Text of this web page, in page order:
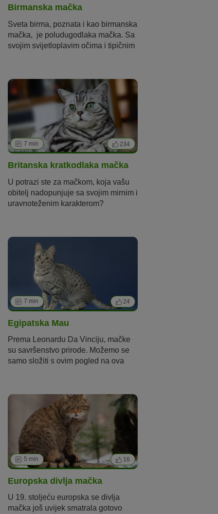
smeđa / boja čokolade / siva
uzorak tabby kornjačevina / trobojna / calico
Birmanska mačka
Sveta birma, poznata i kao birmanska
mačka, je poludugodlaka mačka. Sa
svojim svijetloplavim očima i tipičnim
mačke je pahuljastija, a posebnost
ove prekrasne pasmine mačaka su
bijele šape.
7 min 234
Britanska kratkodlaka mačka
U potrazi ste za mačkom, koja vašu
obitelj nadopunjuje sa svojim mirnim i
uravnoteženim karakterom?
nastavku saznajte više o ovoj
pasmini.
7 min 24
Egipatska Mau
Prema Leonardu Da Vinciju, mačke
su savršenstvo prirode. Možemo se
samo složiti s ovim pogled na ova
odnosena pasminu mačaka
mau
Ova zapanjujuće
lijepa i tajanstvena kratkodlaka
mačka zanosnih zelenih
očijupodrijetlomje iz Egipta
5 min 16
Europska divlja mačka
U 19. stoljeću europska se divlja
mačka još uvijek smatrala gotovo